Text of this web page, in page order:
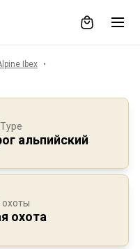
Ibex
альпийский
охота